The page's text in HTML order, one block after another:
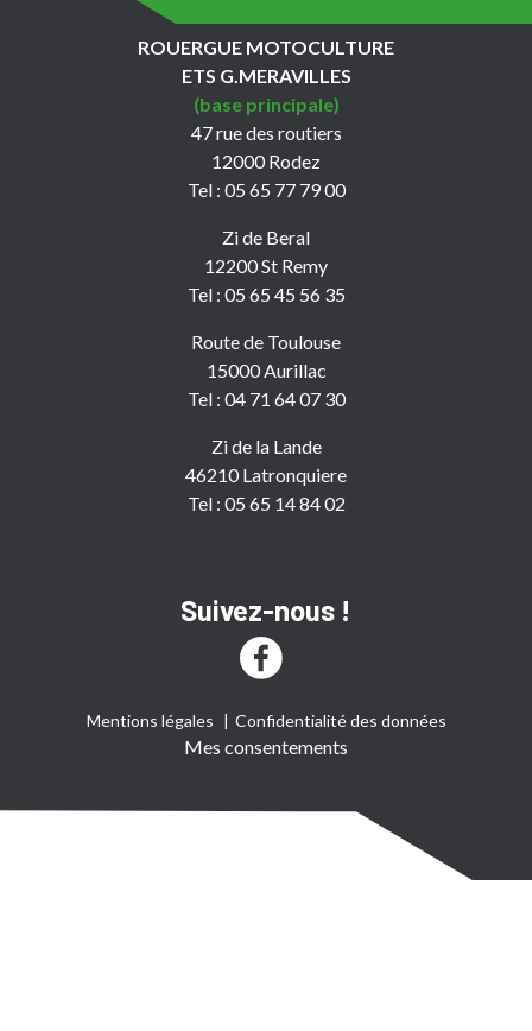
ROUERGUE MOTOCULTURE
ETS G.MERAVILLES
(base principale)
47 rue des routiers
12000 Rodez
Tel : 05 65 77 79 00
Zi de Beral
12200 St Remy
Tel : 05 65 45 56 35
Route de Toulouse
15000 Aurillac
Tel : 04 71 64 07 30
Zi de la Lande
46210 Latronquiere
Tel : 05 65 14 84 02
Suivez-nous !
Mentions légales Confidentialité des données
Mes consentements